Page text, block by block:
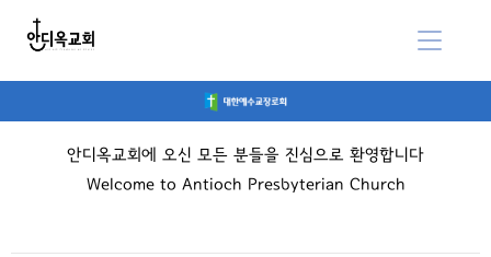
안디옥교회에 오신 모든 분들을 진심으로 환영합니다
Welcome to Antioch Presbyterian Church